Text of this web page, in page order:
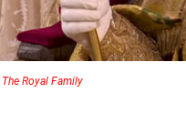
The Royal Family